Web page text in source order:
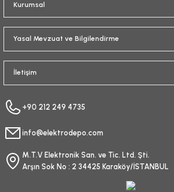
Kurumsal
Yasal Mevzuat ve Bilgilendirme
İletişim
+90 212 249 4735
info@elektrodepo.com
M.T.V Elektronik San. ve Tic. Ltd. Şti.
Arşın Sok No : 2 34425 Karaköy/İSTANBUL